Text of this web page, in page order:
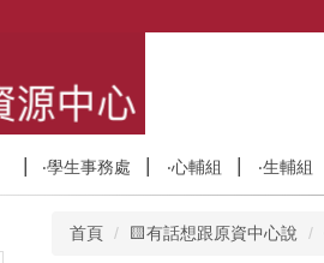
‧學生事務處 ‧心輔組 ‧生輔組
首頁 🟨有話想跟原資中心說